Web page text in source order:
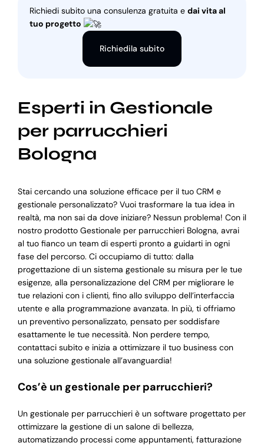
Richiedi subito una consulenza gratuita e dai vita al
tuo progetto
Richiedila subito
Esperti in Gestionale
per parrucchieri
Bologna
Stai cercando una soluzione efficace per il tuo CRM e
gestionale personalizzato? Vuoi trasformare la tua idea in
realtà, ma non sai da dove iniziare? Nessun problema! Con il
nostro prodotto Gestionale per parrucchieri Bologna, avrai
al tuo fianco un team di esperti pronto a guidarti in ogni
fase del percorso. Ci occupiamo di tutto: dalla
progettazione di un sistema gestionale su misura per le tue
esigenze, alla personalizzazione del CRM per migliorare le
tue relazioni con i clienti, fino allo sviluppo dell’interfaccia
utente e alla programmazione avanzata. In più, ti offriamo
un preventivo personalizzato, pensato per soddisfare
esattamente le tue necessità. Non perdere tempo,
contattaci subito e inizia a ottimizzare il tuo business con
una soluzione gestionale all’avanguardia!
Cos’è un gestionale per parrucchieri?
Un gestionale per parrucchieri è un software progettato per
ottimizzare la gestione di un salone di bellezza,
automatizzando processi come appuntamenti, fatturazione